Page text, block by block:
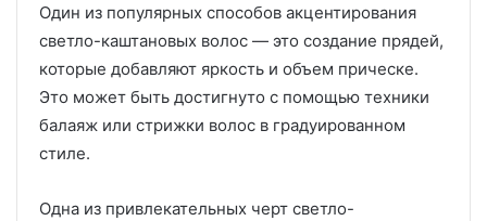
Один из популярных способов акцентирования
светло-каштановых волос — это создание прядей,
которые добавляют яркость и объем прическе.
Это может быть достигнуто с помощью техники
балаяж или стрижки волос в градуированном
стиле.
Одна из привлекательных черт светло-